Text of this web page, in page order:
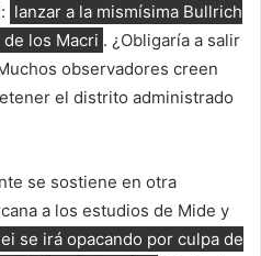
lanzar a la mismísima Bullrich
los Macri . ¿Obligaría a salir
observadores creen
el distrito administrado
se sostiene en otra
a los estudios de Mide y
se irá opacando por culpa de